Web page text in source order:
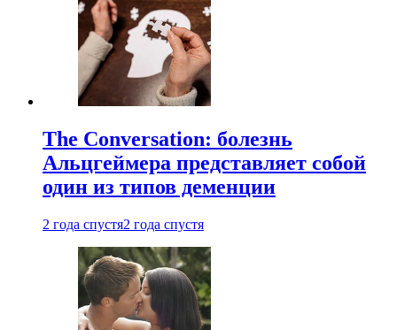
The Conversation: болезнь
Альцгеймера представляет собой
один из типов деменции
2 года спустя2 года спустя